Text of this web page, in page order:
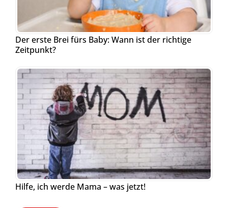
Der erste Brei fürs Baby: Wann ist der richtige
Zeitpunkt?
Hilfe, ich werde Mama – was jetzt!